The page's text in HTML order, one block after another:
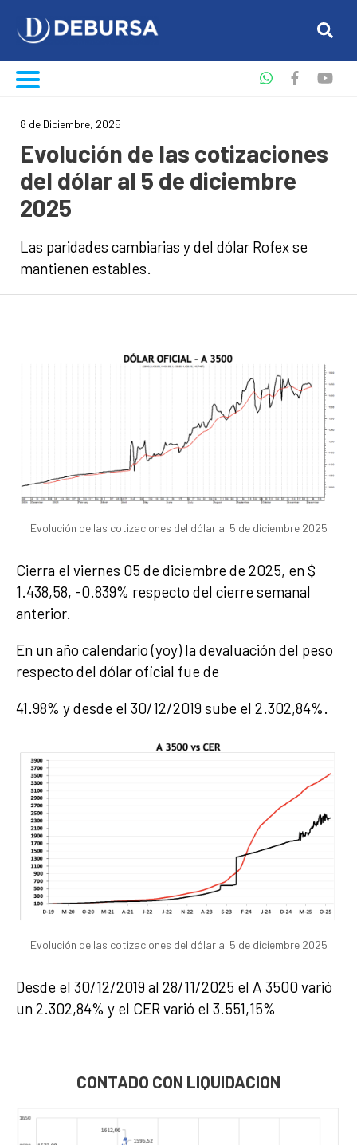
8 de Diciembre, 2025
Evolución de las cotizaciones
del dólar al 5 de diciembre
2025
Las paridades cambiarias y del dólar Rofex se
mantienen estables.
Evolución de las cotizaciones del dólar al 5 de diciembre 2025
Cierra el viernes 05 de diciembre de 2025, en $
1.438,58, -0.839% respecto del cierre semanal
anterior.
En un año calendario (yoy) la devaluación del peso
respecto del dólar oficial fue de
41.98% y desde el 30/12/2019 sube el 2.302,84%.
Evolución de las cotizaciones del dólar al 5 de diciembre 2025
Desde el 30/12/2019 al 28/11/2025 el A 3500 varió
un 2.302,84% y el CER varió el 3.551,15%
CONTADO CON LIQUIDACION